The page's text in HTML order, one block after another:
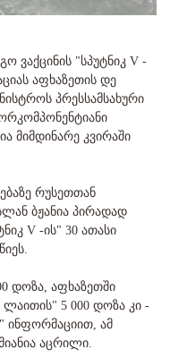
ვაქცინის "სპუტნიკ V -
აფხაზეთის დე
პრესსამსახური
მიმდინარე კვირაში
რუსეთთან
ბჟანია პირადად
V -ის" 30 ათასი
დოზა, აფხაზეთში
5 000 დოზა კი -
ინფორმაციით, ამ
აცრილი.